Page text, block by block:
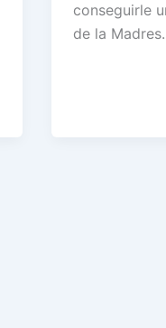
conseguirle
de la Madres.